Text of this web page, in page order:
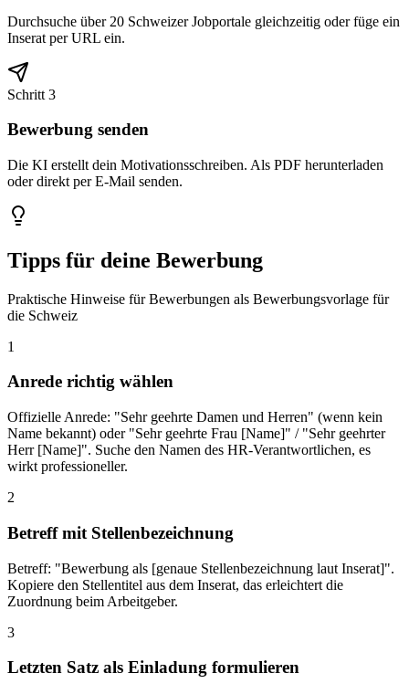
Durchsuche über 20 Schweizer Jobportale gleichzeitig oder füge ein
Inserat per URL ein.
Schritt 3
Bewerbung senden
Die KI erstellt dein Motivationsschreiben. Als PDF herunterladen
oder direkt per E-Mail senden.
Tipps für deine Bewerbung
Praktische Hinweise für Bewerbungen als Bewerbungsvorlage für
die Schweiz
1
Anrede richtig wählen
Offizielle Anrede: "Sehr geehrte Damen und Herren" (wenn kein
Name bekannt) oder "Sehr geehrte Frau [Name]" / "Sehr geehrter
Herr [Name]". Suche den Namen des HR-Verantwortlichen, es
wirkt professioneller.
2
Betreff mit Stellenbezeichnung
Betreff: "Bewerbung als [genaue Stellenbezeichnung laut Inserat]".
Kopiere den Stellentitel aus dem Inserat, das erleichtert die
Zuordnung beim Arbeitgeber.
3
Letzten Satz als Einladung formulieren